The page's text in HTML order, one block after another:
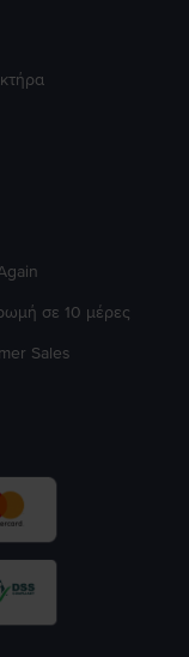
σε 10 μέρες
Sales